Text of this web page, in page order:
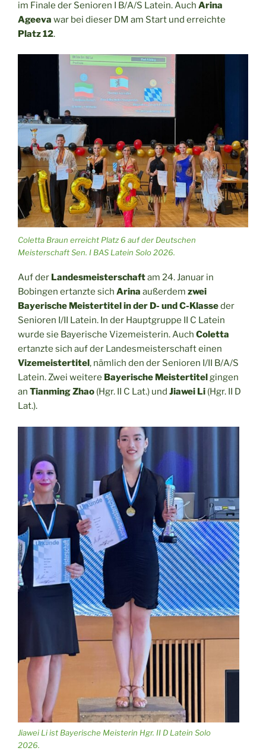
im Finale der Senioren I B/A/S Latein. Auch Arina
Ageeva war bei dieser DM am Start und erreichte
Platz 12.
Coletta Braun erreicht Platz 6 auf der Deutschen
Meisterschaft Sen. I BAS Latein Solo 2026.
Auf der Landesmeisterschaftam 24. Januar in
Bobingen ertanzte sich Arina außerdem zwei
Bayerische Meistertitel in der D- und C-Klasseder
Senioren I/II Latein. In der Hauptgruppe II C Latein
wurde sie Bayerische Vizemeisterin. Auch Coletta
ertanzte sich auf der Landesmeisterschaft einen
Vizemeistertitel , nämlich den der Senioren I/II B/A/S
Latein. Zwei weitere Bayerische Meistertitel gingen
an Tianming Zhao (Hgr. II C Lat.) und Jiawei Li (Hgr. II D
Lat.).
Jiawei Li ist Bayerische Meisterin Hgr. II D Latein Solo
2026.